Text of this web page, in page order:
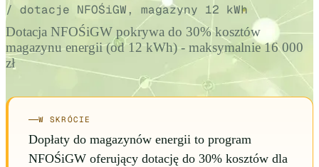
/ dotacje NFOŚiGW, magazyny 12 kWh
Dotacja NFOŚiGW pokrywa do 30% kosztów
magazynu energii (od 12 kWh) - maksymalnie 16 000
zł
W SKRÓCIE
Dopłaty do magazynów energii to program
NFOŚiGW oferujący dotację do 30% kosztów dla